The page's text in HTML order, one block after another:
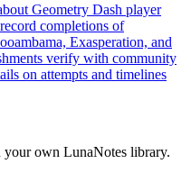
Geometry Dash player
completions of
Exasperation, and
verify with community
on attempts and timelines
own LunaNotes library.